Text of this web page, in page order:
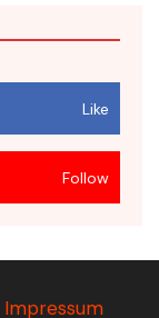
Like
Follow
Impressum